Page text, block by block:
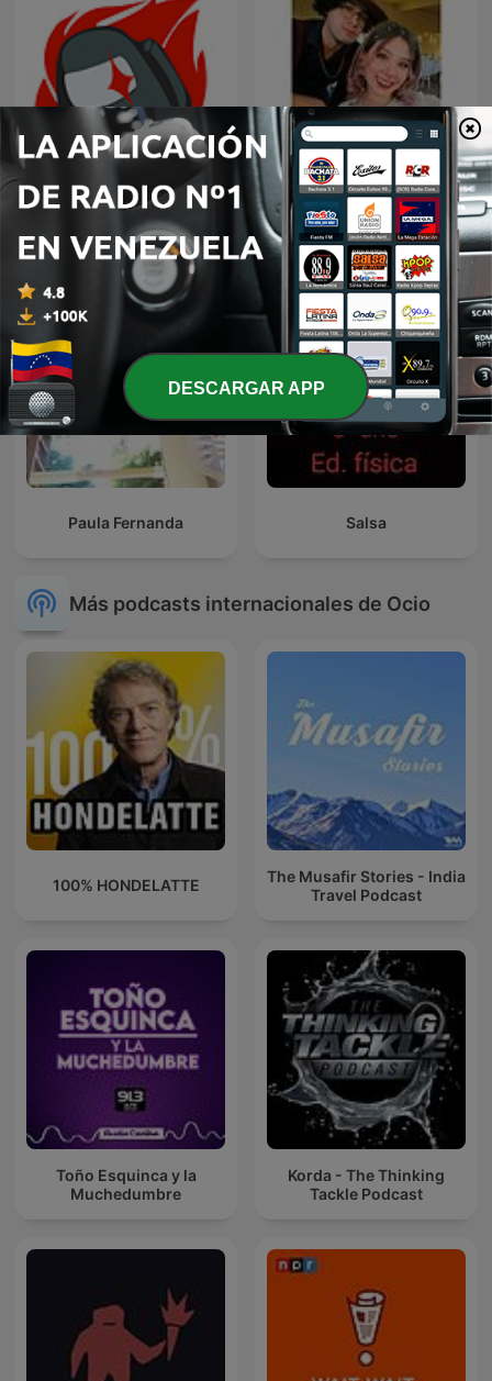
AMONGus
Agua De Betabel Con
Plátano
Paula Fernanda Salsa
Más podcasts internacionales de Ocio
100% HONDELATTE
The Musafir Stories - India
Travel Podcast
Toño Esquinca y la
Muchedumbre
Korda - The Thinking
Tackle Podcast
DESCARGAR APP